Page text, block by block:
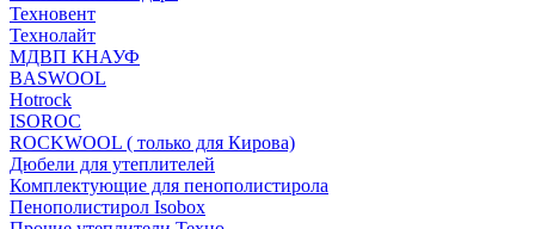
Техновент
Технолайт
МДВП КНАУФ
BASWOOL
Hotrock
ISOROC
ROCKWOOL ( только для Кирова)
Дюбели для утеплителей
Комплектующие для пенополистирола
Пенополистирол Isobox